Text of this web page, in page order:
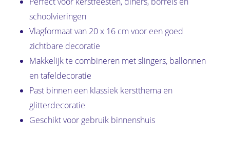
schoolvieringen
Vlagformaat van 20 x 16 cm voor een goed
zichtbare decoratie
Makkelijk te combineren met slingers, ballonnen
en tafeldecoratie
Past binnen een klassiek kerstthema en
glitterdecoratie
Geschikt voor gebruik binnenshuis